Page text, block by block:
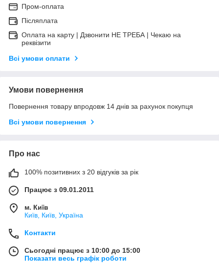
Пром-оплата
Післяплата
Оплата на карту | Дзвонити НЕ ТРЕБА | Чекаю на
реквізити
Всі умови оплати
Умови повернення
Повернення товару впродовж 14 днів за рахунок покупця
Всі умови повернення
Про нас
100% позитивних з 20 відгуків за рік
Працює з 09.01.2011
м. Київ
Київ, Київ, Україна
Контакти
Сьогодні працює з 10:00 до 15:00
Показати весь графік роботи